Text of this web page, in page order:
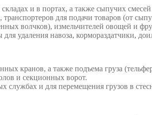
и в портах, а также сыпучих
для подачи товаров (от
волчков), измельчителей овощей и
удаления навоза, кормораздатчики,
кранов, а также подъема груза
и секционных ворот.
службах и для перемещения грузов в